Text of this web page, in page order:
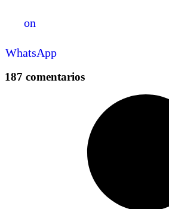
on
WhatsApp
187 comentarios